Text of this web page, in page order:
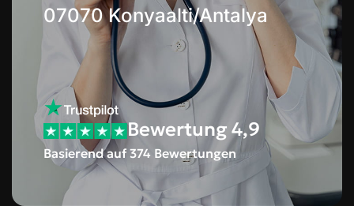
07070 Konyaalti/Antalya
Bewertung 4,9
Basierend auf 374 Bewertungen